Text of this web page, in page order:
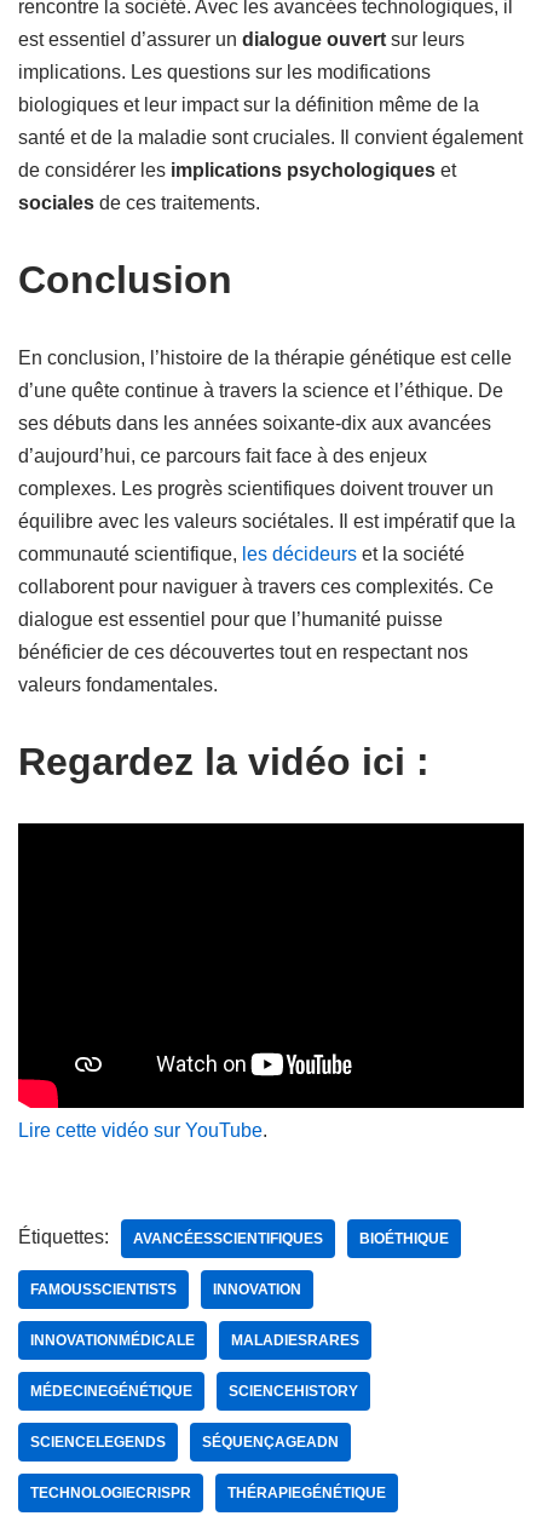
rencontre la société. Avec les avancées technologiques, il
est essentiel d’assurer un dialogue ouvert sur leurs
implications. Les questions sur les modifications
biologiques et leur impact sur la définition même de la
santé et de la maladie sont cruciales. Il convient également
de considérer les implications psychologiques et
sociales de ces traitements.
Conclusion
En conclusion, l’histoire de la thérapie génétique est celle
d’une quête continue à travers la science et l’éthique. De
ses débuts dans les années soixante-dix aux avancées
d’aujourd’hui, ce parcours fait face à des enjeux
complexes. Les progrès scientifiques doivent trouver un
équilibre avec les valeurs sociétales. Il est impératif que la
communauté scientifique, les décideurs et la société
collaborent pour naviguer à travers ces complexités. Ce
dialogue est essentiel pour que l’humanité puisse
bénéficier de ces découvertes tout en respectant nos
valeurs fondamentales.
Regardez la vidéo ici :
Lire cette vidéo sur YouTube.
Étiquettes: AVANCÉESSCIENTIFIQUES BIOÉTHIQUE
FAMOUSSCIENTISTS INNOVATION
INNOVATIONMÉDICALE MALADIESRARES
MÉDECINEGÉNÉTIQUE SCIENCEHISTORY
SCIENCELEGENDS SÉQUENÇAGEADN
TECHNOLOGIECRISPR THÉRAPIEGÉNÉTIQUE